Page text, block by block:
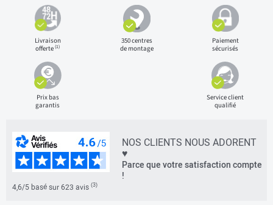
Livraison
offerte(1)
350 centres
de montage
Paiement
sécurisés
Prix bas
garantis
Service client
qualifié
NOS CLIENTS NOUS ADORENT
♥
Parce que votre satisfaction compte
!
4,6/5 basé sur 623 avis (3)